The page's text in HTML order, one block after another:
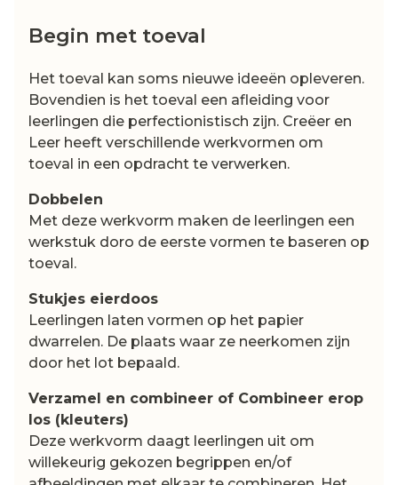
Begin met toeval
Het toeval kan soms nieuwe ideeën opleveren.
Bovendien is het toeval een afleiding voor
leerlingen die perfectionistisch zijn. Creëer en
Leer heeft verschillende werkvormen om
toeval in een opdracht te verwerken.
Dobbelen
Met deze werkvorm maken de leerlingen een
werkstuk doro de eerste vormen te baseren op
toeval.
Stukjes eierdoos
Leerlingen laten vormen op het papier
dwarrelen. De plaats waar ze neerkomen zijn
door het lot bepaald.
Verzamel en combineer of Combineer erop
los (kleuters)
Deze werkvorm daagt leerlingen uit om
willekeurig gekozen begrippen en/of